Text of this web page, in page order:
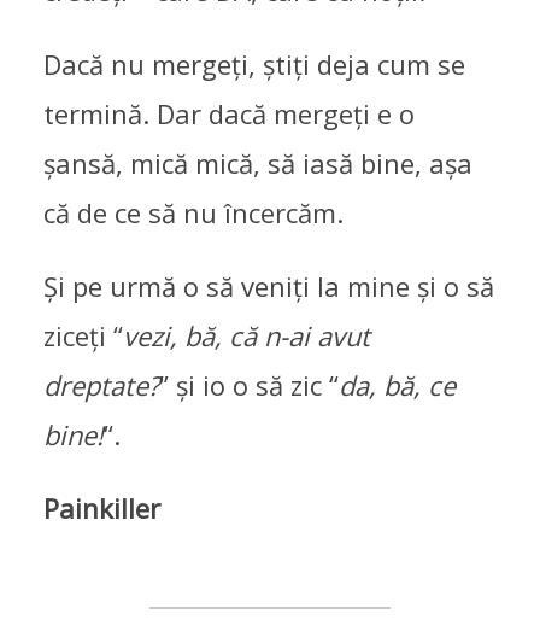
Dacă nu mergeți, știți deja cum se
termină. Dar dacă mergeți e o
șansă, mică mică, să iasă bine, așa
că de ce să nu încercăm.
Și pe urmă o să veniți la mine și o să
ziceți “vezi, bă, că n-ai avut
dreptate?” și io o să zic “da, bă, ce
bine!“.
Painkiller